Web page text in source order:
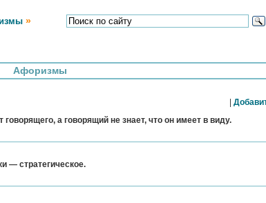
»
Афоризмы
а говорящий не знает, что он имеет в виду.
— стратегическое.